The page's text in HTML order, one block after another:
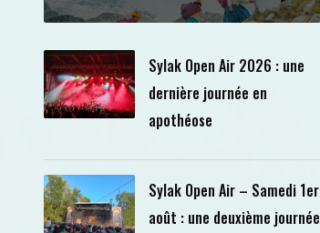
Sylak Open Air 2026 : une
dernière journée en
apothéose
Sylak Open Air – Samedi 1er
août : une deuxième journée